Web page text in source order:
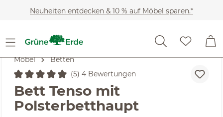
Zum Hauptinhalt springen
Neuheiten entdecken & 10 % auf Möbel sparen.*
Möbel Betten
Durchschnittliche Bewertung von 5 von 5 Sternen
(5) 4 Bewertungen
Bett Tenso mit
Polsterbetthaupt